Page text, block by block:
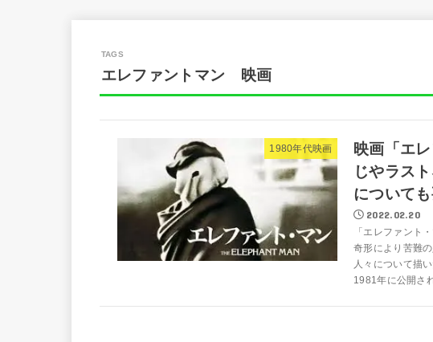
エレファントマン 映画
1980年代映画
映画「エ
じやラス
についても
2022.02.20
「エレファント
奇形により苦難
人々について描
1981年に公開さ